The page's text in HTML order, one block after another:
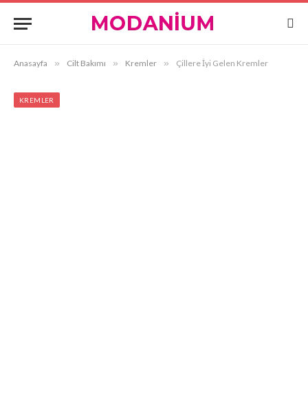
Anasayfa » Cilt Bakımı » Kremler » Çillere İyi Gelen Kremler
KREMLER